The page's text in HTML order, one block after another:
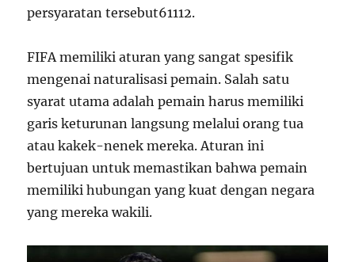
persyaratan tersebut61112.
FIFA memiliki aturan yang sangat spesifik
mengenai naturalisasi pemain. Salah satu
syarat utama adalah pemain harus memiliki
garis keturunan langsung melalui orang tua
atau kakek-nenek mereka. Aturan ini
bertujuan untuk memastikan bahwa pemain
memiliki hubungan yang kuat dengan negara
yang mereka wakili.